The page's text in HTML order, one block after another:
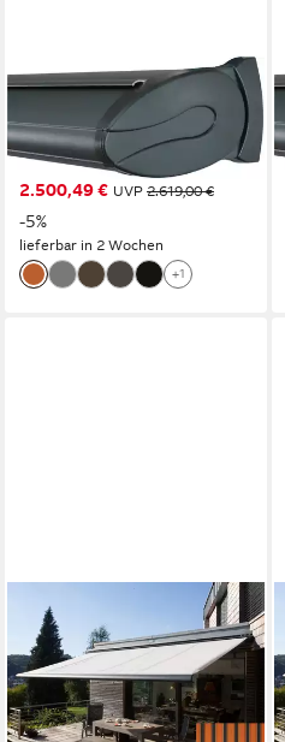
WISMAR
Kassettenmarkise Classic S-
Compact Breite: 300 cm,
Ausfall: 200 cm
2.500,49 € UVP 2.619,00 €
-5%
lieferbar in 2 Wochen
+1